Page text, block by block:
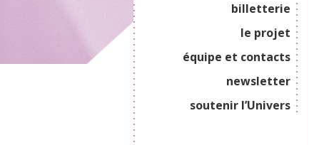
billetterie
le projet
équipe et contacts
newsletter
soutenir l’Univers